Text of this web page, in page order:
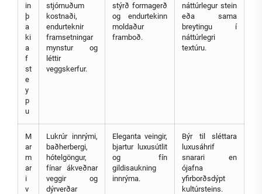
in
þ
a
ki
a
f
st
e
y
p
u
stjórnuðum
kostnaði,
endurteknir
framsetningar
mynstur og
léttir
veggskerfur.
stýrð formagerð
og endurtekinn
moldaður
framboð.
náttúrlegur stein
eða sama
breytingu í
náttúrlegri
textúru.
M
ar
m
ar
i
v
Lukrúr innrými,
baðherbergi,
hótelgöngur,
fínar ákveðnar
veggir og
dýrverðar
Eleganta veingir,
bjartur luxusútlit
og fín
gildisaukning
innrýma.
Býr til sléttara
luxusáhrif
snarari en
ójafna
yfirborðsdýpt
kultúrsteins.